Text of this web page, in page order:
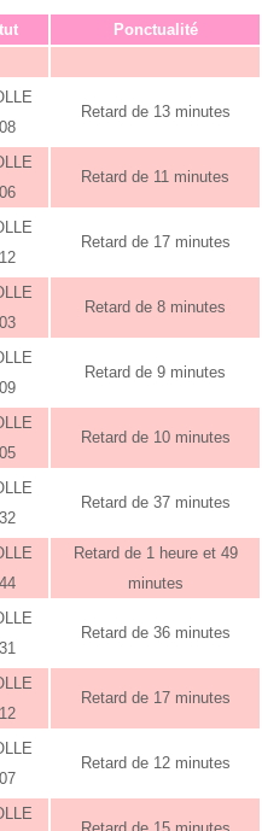
Ponctualité
Retard de 13 minutes
Retard de 11 minutes
Retard de 17 minutes
Retard de 8 minutes
Retard de 9 minutes
Retard de 10 minutes
Retard de 37 minutes
Retard de 1 heure et 49
minutes
Retard de 36 minutes
Retard de 17 minutes
Retard de 12 minutes